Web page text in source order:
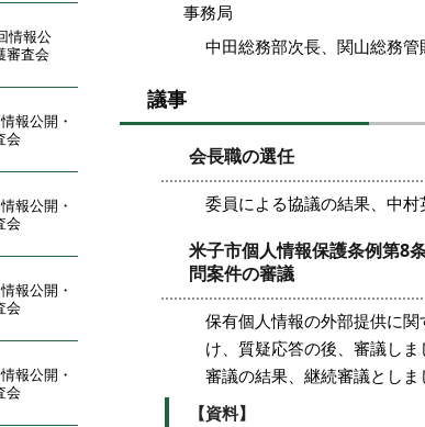
情報公
審査会
報公開・
会
報公開・
会
報公開・
会
報公開・
会
事務局
中田総務部次長、関山総務
議事
会長職の選任
委員による協議の結果、中村
米子市個人情報保護条例第8
問案件の審議
保有個人情報の外部提供に
け、質疑応答の後、審議しま
審議の結果、継続審議としま
【資料】